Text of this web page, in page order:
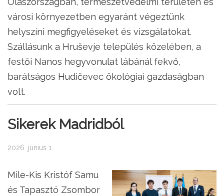
városi környezetben egyaránt végeztünk
helyszíni megfigyeléseket és vizsgálatokat.
Szállásunk a Hruševje település közelében, a
festői Nanos hegyvonulat lábánál fekvő,
barátságos Hudičevec ökológiai gazdaságban
volt.
Sikerek Madridból
2026. június 1.
Mile-Kis Kristóf Samu
és Tapasztó Zsombor